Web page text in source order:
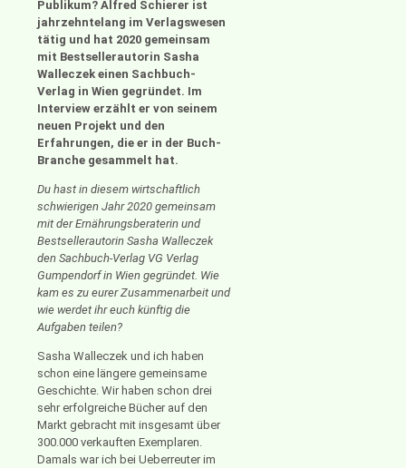
Publikum? Alfred Schierer ist
jahrzehntelang im Verlagswesen
tätig und hat 2020 gemeinsam
mit Bestsellerautorin Sasha
Walleczek einen Sachbuch-
Verlag in Wien gegründet. Im
Interview erzählt er von seinem
neuen Projekt und den
Erfahrungen, die er in der Buch-
Branche gesammelt hat.
Du hast in diesem wirtschaftlich
schwierigen Jahr 2020 gemeinsam
mit der Ernährungsberaterin und
Bestsellerautorin Sasha Walleczek
den Sachbuch-Verlag VG Verlag
Gumpendorf in Wien gegründet. Wie
kam es zu eurer Zusammenarbeit und
wie werdet ihr euch künftig die
Aufgaben teilen?
Sasha Walleczek und ich haben
schon eine längere gemeinsame
Geschichte. Wir haben schon drei
sehr erfolgreiche Bücher auf den
Markt gebracht mit insgesamt über
300.000 verkauften Exemplaren.
Damals war ich bei Ueberreuter im